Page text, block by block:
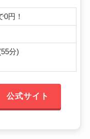
0円！
分)
公式サイト